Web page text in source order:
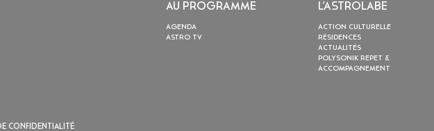
AU PROGRAMME
AGENDA
ASTRO TV
L’ASTROLABE
ACTION CULTURELLE
RÉSIDENCES
ACTUALITÉS
POLYSONIK REPET &
ACCOMPAGNEMENT
CONFIDENTIALITÉ